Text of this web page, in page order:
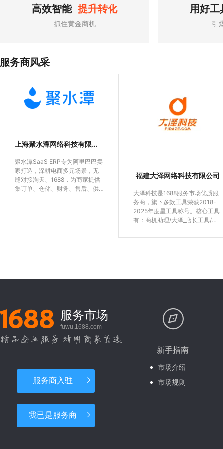
高效智能 提升转化
抓住黄金商机
用好工
引
服务商风采
上海聚水潭网络科技有限公司
聚水潭SaaS ERP专为阿里巴巴卖
家打造，深耕电商多元场景，无
缝对接淘天、1688，为商家提供
集订单、仓储、财务、售后、供
解决方案，全面赋能电商运营，
福建大泽网络科技有限公司
大泽科技是1688服务市场优质服
务商，旗下多款工具荣获2018-
2025年度星工具称号。核心工具
有：商机助理/大泽_店长工具/精
力1688商家降本增效，在服务市
服务市场
fuwu.1688.com
精品企业服务 精明商家首选
新手指南
市场介绍
市场规则
服务商入驻
我已是服务商